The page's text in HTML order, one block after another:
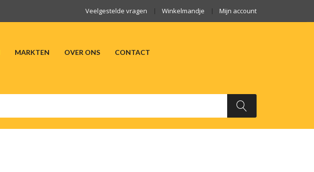
Veelgestelde vragen Winkelmandje Mijn account
MARKTEN OVER ONS CONTACT